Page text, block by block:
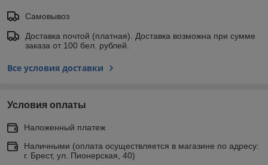
Самовывоз
Доставка почтой (платная). Доставка возможна при сумме
заказа от 100 бел. рублей.
Все условия доставки
Условия оплаты
Наложенный платеж
Наличными (оплата осуществляется в магазине по адресу:
г. Брест, ул. Пионерская, 40)